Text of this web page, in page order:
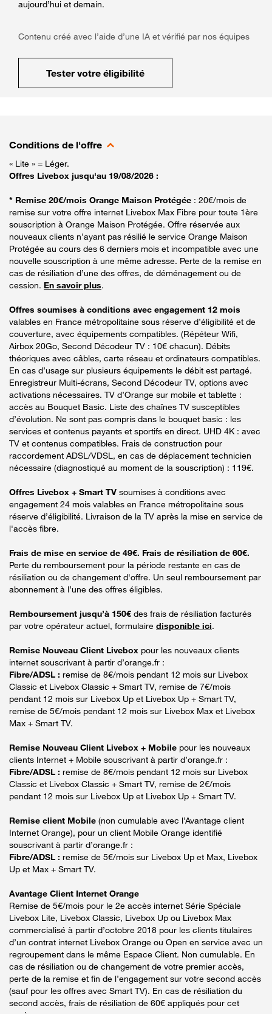
aujourd’hui et demain.
Contenu créé avec l’aide d’une IA et vérifié par nos équipes
Tester votre éligibilité
Conditions de l'offre
« Lite » = Léger.
Offres Livebox jusqu'au 19/08/2026 :
* Remise 20€/mois Orange Maison Protégée : 20€/mois de
remise sur votre offre internet Livebox Max Fibre pour toute 1ère
souscription à Orange Maison Protégée. Offre réservée aux
nouveaux clients n’ayant pas résilié le service Orange Maison
Protégée au cours des 6 derniers mois et incompatible avec une
nouvelle souscription à une même adresse. Perte de la remise en
cas de résiliation d’une des offres, de déménagement ou de
cession. En savoir plus.
Offres soumises à conditions avec engagement 12 mois
valables en France métropolitaine sous réserve d’éligibilité et de
couverture, avec équipements compatibles. (Répéteur Wifi,
Airbox 20Go, Second Décodeur TV : 10€ chacun). Débits
théoriques avec câbles, carte réseau et ordinateurs compatibles.
En cas d’usage sur plusieurs équipements le débit est partagé.
Enregistreur Multi-écrans, Second Décodeur TV, options avec
activations nécessaires. TV d’Orange sur mobile et tablette :
accès au Bouquet Basic. Liste des chaînes TV susceptibles
d’évolution. Ne sont pas compris dans le bouquet basic : les
services et contenus payants et sportifs en direct. UHD 4K : avec
TV et contenus compatibles. Frais de construction pour
raccordement ADSL/VDSL, en cas de déplacement technicien
nécessaire (diagnostiqué au moment de la souscription) : 119€.
Offres Livebox + Smart TV soumises à conditions avec
engagement 24 mois valables en France métropolitaine sous
réserve d’éligibilité. Livraison de la TV après la mise en service de
l'accès fibre.
Frais de mise en service de 49€. Frais de résiliation de 60€.
Perte du remboursement pour la période restante en cas de
résiliation ou de changement d'offre. Un seul remboursement par
abonnement à l’une des offres éligibles.
Remboursement jusqu’à 150€ des frais de résiliation facturés
par votre opérateur actuel, formulaire disponible ici.
Remise Nouveau Client Livebox pour les nouveaux clients
internet souscrivant à partir d’orange.fr :
Fibre/ADSL : remise de 8€/mois pendant 12 mois sur Livebox
Classic et Livebox Classic + Smart TV, remise de 7€/mois
pendant 12 mois sur Livebox Up et Livebox Up + Smart TV,
remise de 5€/mois pendant 12 mois sur Livebox Max et Livebox
Max + Smart TV.
Remise Nouveau Client Livebox + Mobile pour les nouveaux
clients Internet + Mobile souscrivant à partir d’orange.fr :
Fibre/ADSL : remise de 8€/mois pendant 12 mois sur Livebox
Classic et Livebox Classic + Smart TV, remise de 2€/mois
pendant 12 mois sur Livebox Up et Livebox Up + Smart TV.
Remise client Mobile (non cumulable avec l’Avantage client
Internet Orange), pour un client Mobile Orange identifié
souscrivant à partir d’orange.fr :
Fibre/ADSL : remise de 5€/mois sur Livebox Up et Max, Livebox
Up et Max + Smart TV.
Avantage Client Internet Orange
Remise de 5€/mois pour le 2e accès internet Série Spéciale
Livebox Lite, Livebox Classic, Livebox Up ou Livebox Max
commercialisé à partir d’octobre 2018 pour les clients titulaires
d’un contrat internet Livebox Orange ou Open en service avec un
regroupement dans le même Espace Client. Non cumulable. En
cas de résiliation ou de changement de votre premier accès,
perte de la remise et fin de l’engagement sur votre second accès
(sauf pour les offres avec Smart TV). En cas de résiliation du
second accès, frais de résiliation de 60€ appliqués pour cet